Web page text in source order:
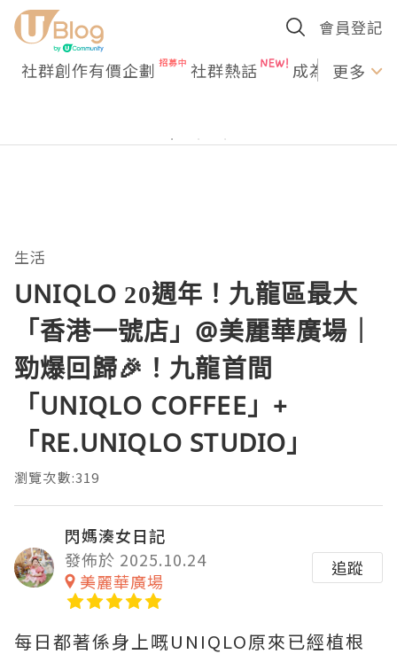
會員登記
社群創作有價企劃 社群熱話 成為U更多
生活
UNIQLO 20週年！九龍區最大
「香港一號店」@美麗華廣場｜
勁爆回歸🎉！九龍首間
「UNIQLO COFFEE」+
「RE.UNIQLO STUDIO」
瀏覽次數:319
閃媽湊女日記
發佈於 2025.10.24
美麗華廣場
追蹤
每日都著係身上嘅UNIQLO原來已經植根